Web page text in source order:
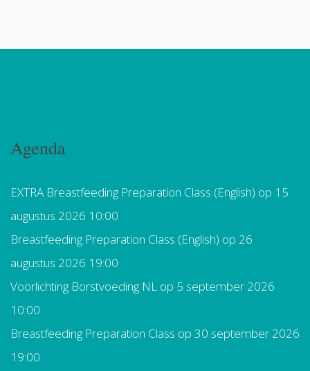
Agenda
EXTRA Breastfeeding Preparation Class (English) op 15
augustus 2026 10:00
Breastfeeding Preparation Class (English) op 26
augustus 2026 19:00
Voorlichting Borstvoeding NL op 5 september 2026
10:00
Breastfeeding Preparation Class op 30 september 2026
19:00